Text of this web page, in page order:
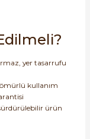
yer tasarrufu
ömürlü kullanım
ürün